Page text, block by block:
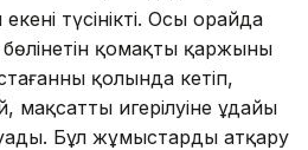
түсінікті. Осы орайда
қомақты қаржының
қолында кетіп,
мақсатты игерілуіне ұдайы
Бұл жұмыстарды атқару